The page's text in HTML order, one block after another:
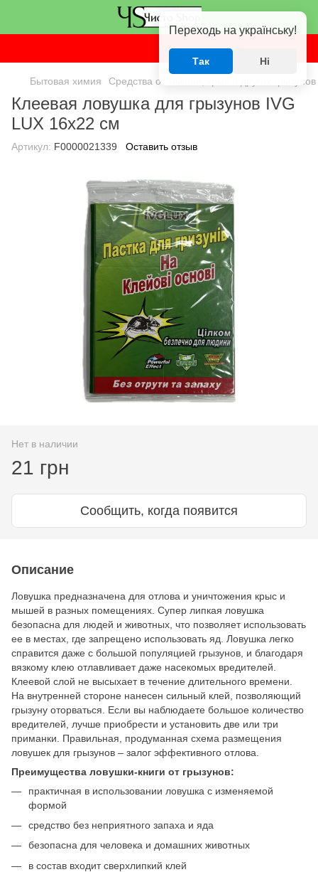
Бытовая химия Средства от мышей, крыс и других грызунов
Клеевая ловушка для грызунов IVG
LUX 16x22 см
Артикул: F0000021339 Оставить отзыв
Нет в наличии
21 грн
Сообщить, когда появится
Описание
Ловушка предназначена для отлова и уничтожения крыс и
мышей в разных помещениях. Супер липкая ловушка
безопасна для людей и животных, что позволяет использовать
ее в местах, где запрещено использовать яд. Ловушка легко
справится даже с большой популяцией грызунов, и благодаря
вязкому клею отлавливает даже насекомых вредителей.
Клеевой слой не высыхает в течение длительного времени.
На внутренней стороне нанесен сильный клей, позволяющий
грызуну оторваться. Если вы наблюдаете большое количество
вредителей, лучше приобрести и установить две или три
приманки. Правильная, продуманная схема размещения
ловушек для грызунов – залог эффективного отлова.
Преимущества ловушки-книги от грызунов:
практичная в использовании ловушка с изменяемой
формой
средство без неприятного запаха и яда
безопасна для человека и домашних животных
в состав входит сверхлипкий клей
Переходь на українську!
Так Ні